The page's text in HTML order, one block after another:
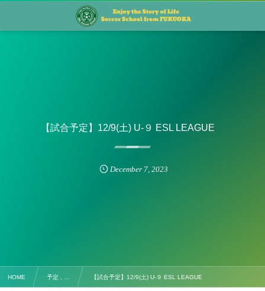
【試合予定】12/9(土) U-９ ESL LEAGUE
December 7, 2023
HOME 予定 , … 【試合予定】12/9(土) U-９ ESL LEAGUE